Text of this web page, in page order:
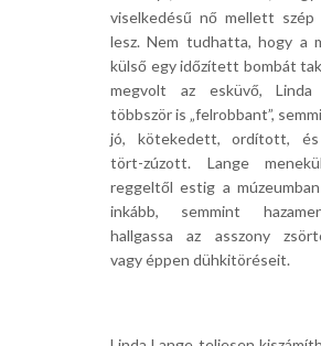
viselkedésű nő mellett szép
lesz. Nem tudhatta, hogy a
külső egy időzített bombát
megvolt az esküvő, Linda
többször is „felrobbant”,
jó, kötekedett, ordított, és
tört-zúzott. Lange
reggeltől estig a
inkább, semmint
hallgassa az asszony
vagy éppen dühkitöréseit.